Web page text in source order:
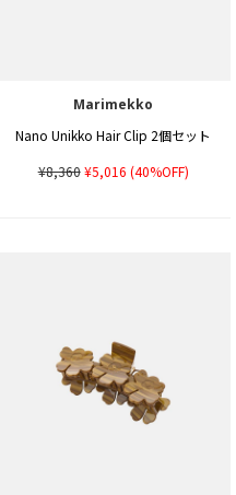
Marimekko
Nano Unikko Hair Clip 2個セット
¥8,360¥5,016 (40%OFF)